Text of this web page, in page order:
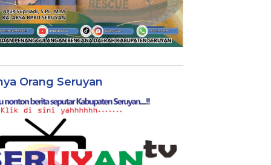
Orang Seruyan